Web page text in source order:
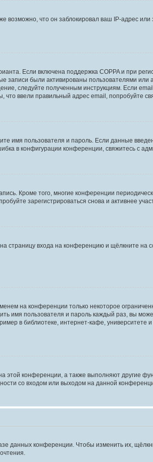
возможно, что он заблокировал ваш IP-адрес
Если включена поддержка COPPA и при
были активированы пользователями или
следуйте полученным инструкциям. Если
ввели правильный адрес email, попробуйте
имя пользователя и пароль. Если данные
в конфигурации конференции, свяжитесь с
Кроме того, многие конференции
зарегистрироваться снова и активнее
страницу входа на конференцию и щёлкните на
на конференции только некоторое
имя пользователя и пароль каждый раз, вы
в библиотеке, интернет-кафе, университете и
конференции, а также выполняют другие
со входом или выходом на данной
данных конференции. Чтобы изменить их,